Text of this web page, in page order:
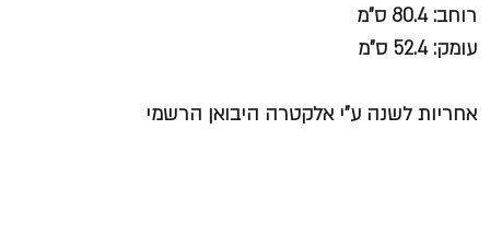
רוחב: 80.4 ס"מ
עומק: 52.4 ס"מ
אחריות לשנה ע"י אלקטרה היבואן הרשמי